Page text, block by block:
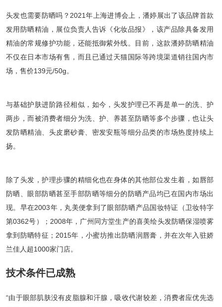
头发也需要防晒吗？2021年上海进博会上，潘婷展出了该品牌首款
发用防晒精油，展位负责人告诉《化妆品报》，该产品除具备发用
精油的常规修护功能，还能抵御紫外线。目前，这款潘婷防晒精油
不仅在日本市场有售，而且已通过天猫国际等跨境渠道销往国内市
场，售价139元/50g。
与基础护肤进阶路径相似，如今，头发护理已不再是单一的洗、护
两步，而被消费者细分为洗、护、养甚至防晒等多个步骤，也让头
发防晒精油、头皮磨砂膏、密发安瓶等细分品类的市场热度持续上
扬。
除了头发，护理步骤的精细化也在身体的其他部位发生着，如唇部
防晒、眼部防晒甚至手部防晒等细分的防晒产品均已在国内市场出
现。早在2003年，丸美便拿到了眼部防晒产品国妆特证（卫妆特字
第0362号）；2008年，广州同方堂生产的喜美绘头发防晒保湿喷雾
拿到防晒特征；2015年，小蜜坊推出防晒润唇膏，并在次年入驻娇
兰佳人超1000家门店。
技术条件已成熟
“由于眼部肌肤没有皮脂腺和汗腺，吸收代谢较差，消费者应优先选